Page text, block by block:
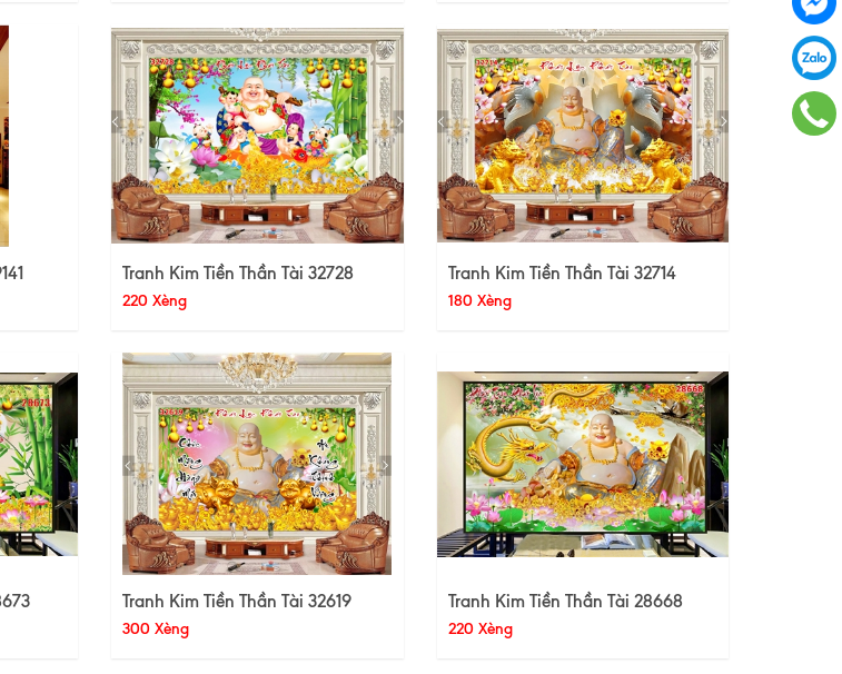
Tranh Kim Tiền Thần Tài 32728
220 Xèng
Tranh Kim Tiền Thần Tài 32714
180 Xèng
Tranh Kim Tiền Thần Tài 32619
300 Xèng
Tranh Kim Tiền Thần Tài 28668
220 Xèng